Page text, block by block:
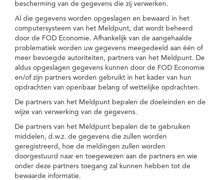
bescherming van de gegevens die zij verwerken.
Al die gegevens worden opgeslagen en bewaard in het
computersysteem van het Meldpunt, dat wordt beheerd
door de FOD Economie. Afhankelijk van de aangehaalde
problematiek worden uw gegevens meegedeeld aan één of
meer bevoegde autoriteiten, partners van het Meldpunt. De
aldus opgeslagen gegevens kunnen door de FOD Economie
en/of zijn partners worden gebruikt in het kader van hun
opdrachten van openbaar belang of wettelijke opdrachten.
De partners van het Meldpunt bepalen de doeleinden en de
wijze van verwerking van de gegevens.
De partners van het Meldpunt bepalen de te gebruiken
middelen, d.w.z. de gegevens die zullen worden
geregistreerd, hoe de meldingen zullen worden
doorgestuurd naar en toegewezen aan de partners en wie
onder deze partners toegang zal kunnen hebben tot de
bewaarde informatie.